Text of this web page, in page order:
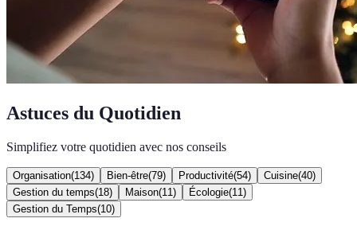
Astuces du Quotidien
Simplifiez votre quotidien avec nos conseils
Organisation(134) Bien-être(79) Productivité(54) Cuisine(40)
Gestion du temps(18) Maison(11 ) Écologie(11 )
Gestion du Temps(10)